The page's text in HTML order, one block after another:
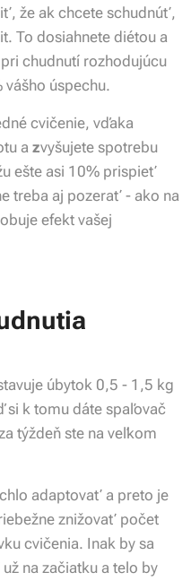
že ak chcete schudnúť,
To dosiahnete diétou a
chudnutí rozhodujúcu
úspechu.
cvičenie, vďaka
a zvyšujete spotrebu
ešte asi 10% prispieť
treba aj pozerať - ako na
efekt vašej
úbytok 0,5 - 1,5 kg
si k tomu dáte spaľovač
týždeň ste na veľkom
adaptovať a preto je
znižovať počet
cvičenia. Inak by sa
na začiatku a telo by